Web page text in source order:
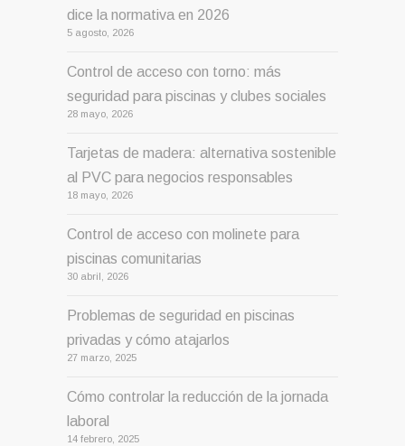
dice la normativa en 2026
5 agosto, 2026
Control de acceso con torno: más
seguridad para piscinas y clubes sociales
28 mayo, 2026
Tarjetas de madera: alternativa sostenible
al PVC para negocios responsables
18 mayo, 2026
Control de acceso con molinete para
piscinas comunitarias
30 abril, 2026
Problemas de seguridad en piscinas
privadas y cómo atajarlos
27 marzo, 2025
Cómo controlar la reducción de la jornada
laboral
14 febrero, 2025